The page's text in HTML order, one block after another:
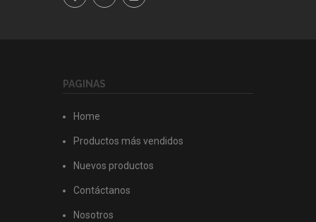
PAGINAS
Home
Productos más vendidos
Nuevos productos
Contáctanos
Nosotros